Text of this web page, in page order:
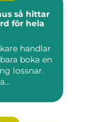
för hela
handlar
boka en
lossnar.